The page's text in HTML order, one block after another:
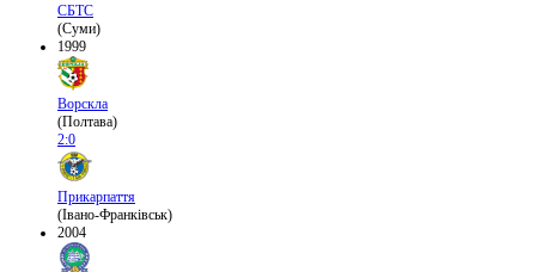
СБТС
(Суми)
1999
Ворскла
(Полтава)
2:0
Прикарпаття
(Івано-Франківськ)
2004